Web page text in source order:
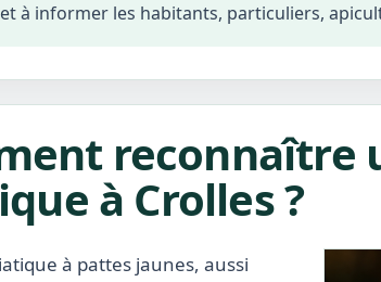
à informer les habitants, particuliers,
reconnaître
à Crolles ?
à pattes jaunes, aussi